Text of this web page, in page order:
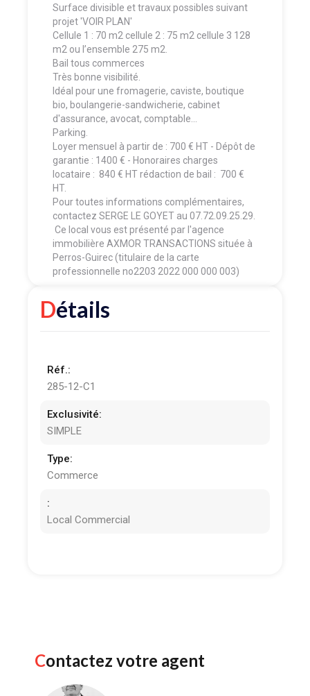
Surface divisible et travaux possibles suivant
projet 'VOIR PLAN'
Cellule 1 : 70 m2 cellule 2 : 75 m2 cellule 3 128
m2 ou l’ensemble 275 m2.
Bail tous commerces
Très bonne visibilité.
Idéal pour une fromagerie, caviste, boutique
bio, boulangerie-sandwicherie, cabinet
d'assurance, avocat, comptable...
Parking.
Loyer mensuel à partir de : 700 € HT - Dépôt de
garantie : 1400 € - Honoraires charges
locataire : 840 € HT rédaction de bail : 700 €
HT.
Pour toutes informations complémentaires,
contactez SERGE LE GOYET au 07.72.09.25.29.
Ce local vous est présenté par l'agence
immobilière AXMOR TRANSACTIONS située à
Perros-Guirec (titulaire de la carte
professionnelle no2203 2022 000 000 003)
Détails
Réf.:
285-12-C1
Exclusivité:
SIMPLE
Type:
Commerce
:
Local Commercial
Contactez votre agent